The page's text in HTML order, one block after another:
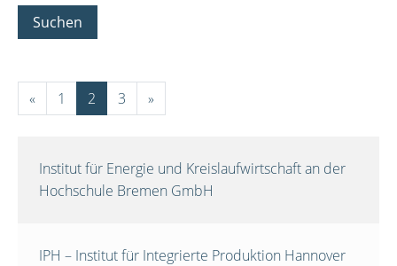
Suchen
« 1 2 3 »
Institut für Energie und Kreislaufwirtschaft an der
Hochschule Bremen GmbH
IPH – Institut für Integrierte Produktion Hannover